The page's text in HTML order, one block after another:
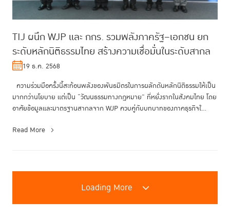
TIJ ผนึก WJP และ กกร. รวมพลังภาครัฐ–เอกชน ยก
ระดับหลักนิติธรรมไทย สร้างความเชื่อมั่นในระดับสากล
19 ธ.ค. 2568
ความร่วมมือครั้งนี้สะท้อนพลังของพันธมิตรในการผลักดันหลักนิติธรรมให้เป็น
มากกว่านโยบาย แต่เป็น “วัฒนธรรมทางกฎหมาย” ที่หยั่งรากในสังคมไทย โดย
อาศัยข้อมูลและมาตรฐานสากลจาก WJP ควบคู่กับบทบาทของภาคธุรกิจใ...
Read More
Loading More